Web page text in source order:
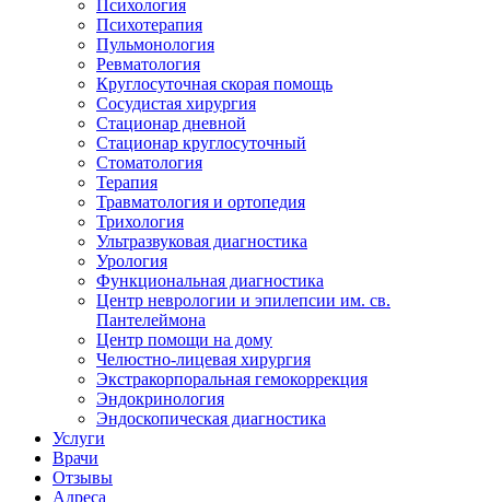
Психология
Психотерапия
Пульмонология
Ревматология
Круглосуточная скорая помощь
Сосудистая хирургия
Стационар дневной
Стационар круглосуточный
Стоматология
Терапия
Травматология и ортопедия
Трихология
Ультразвуковая диагностика
Урология
Функциональная диагностика
Центр неврологии и эпилепсии им. св.
Пантелеймона
Центр помощи на дому
Челюстно-лицевая хирургия
Экстракорпоральная гемокоррекция
Эндокринология
Эндоскопическая диагностика
Услуги
Врачи
Отзывы
Адреса